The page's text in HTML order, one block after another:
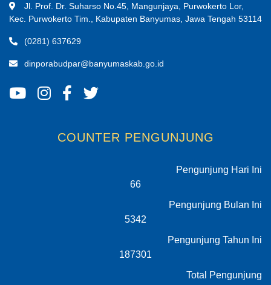
Jl. Prof. Dr. Suharso No.45, Mangunjaya, Purwokerto Lor,
Kec. Purwokerto Tim., Kabupaten Banyumas, Jawa Tengah 53114
(0281) 637629
dinporabudpar@banyumaskab.go.id
COUNTER PENGUNJUNG
Pengunjung Hari Ini
66
Pengunjung Bulan Ini
5342
Pengunjung Tahun Ini
187301
Total Pengunjung